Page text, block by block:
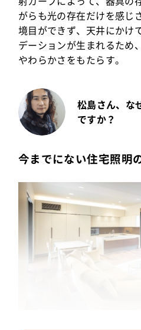
がらも光の存在だけを感じ
境目ができず、天井にかけ
デーションが生まれるため
やわらかさをもたらす。
松島さん、な
ですか？
今までにない住宅照明